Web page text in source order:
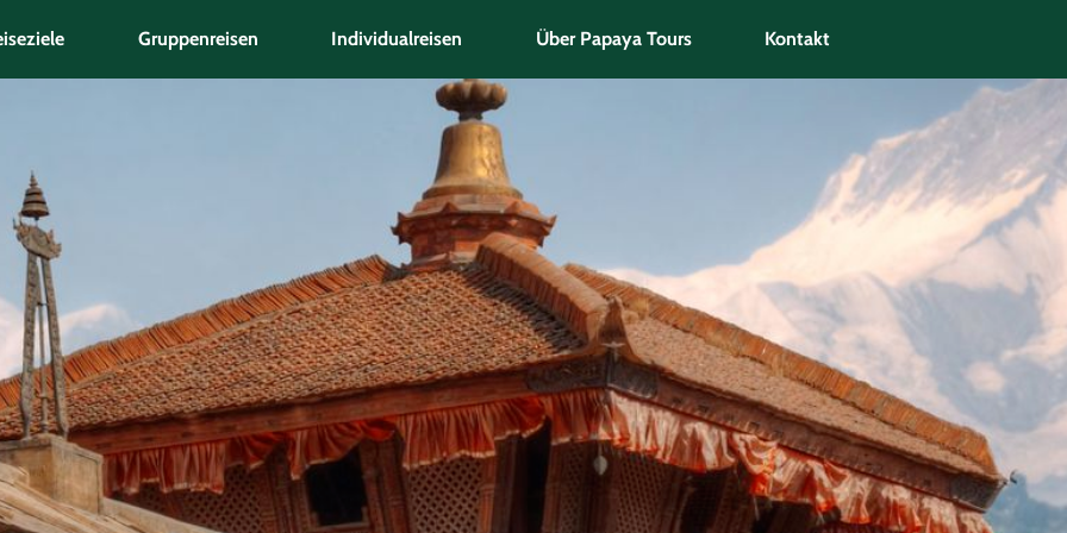
Gruppenreisen Individualreisen Über Papaya Tours Kontakt